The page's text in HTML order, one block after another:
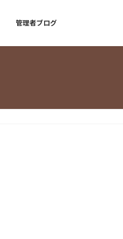
管理者ブログ